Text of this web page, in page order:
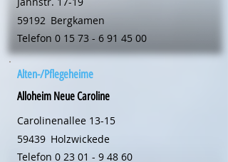
59192 Bergkamen
Telefon 0 15 73 - 6 91 45 00
Alten-/Pflegeheime
Alloheim Neue Caroline
Carolinenallee 13-15
59439 Holzwickede
Telefon 0 23 01 - 9 48 60